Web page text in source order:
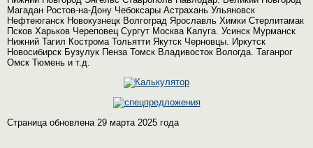
Магадан Ростов-на-Дону Чебоксары Астрахань Ульяновск
Нефтеюганск Новокузнецк Волгоград Ярославль Химки Стерлитамак
Псков Харьков Череповец Сургут Москва Калуга. Усинск Мурманск
Нижний Тагил Кострома Тольятти Якутск Черновцы. Иркутск
Новосибирск Бузулук Пенза Томск Владивосток Вологда. Таганрог
Омск Тюмень и т.д.
Страница обновлена 29 марта 2025 года